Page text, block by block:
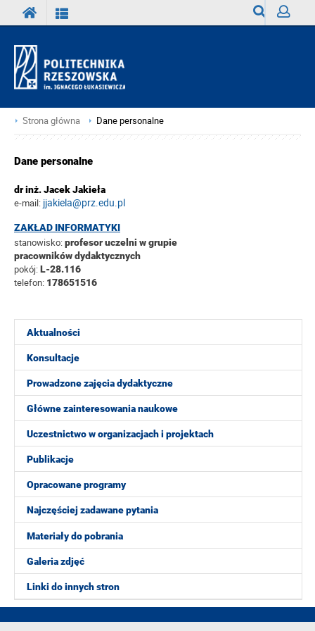
Strona główna Dane personalne
Aktualności
Konsultacje
Prowadzone zajęcia dydaktyczne
Główne zainteresowania naukowe
Uczestnictwo w organizacjach i projektach
Publikacje
Opracowane programy
Najczęściej zadawane pytania
Materiały do pobrania
Galeria zdjęć
Linki do innych stron
Dane personalne
dr inż. Jacek Jakieła
e-mail: jjakiela@prz.edu.pl
ZAKŁAD INFORMATYKI
stanowisko:profesor uczelni w grupie
pracowników dydaktycznych
pokój:L-28.116
telefon: 178651516